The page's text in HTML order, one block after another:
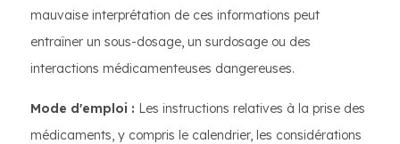
mauvaise interprétation de ces informations peut
entraîner un sous-dosage, un surdosage ou des
interactions médicamenteuses dangereuses.
Mode d'emploi : Les instructions relatives à la prise des
médicaments, y compris le calendrier, les considérations